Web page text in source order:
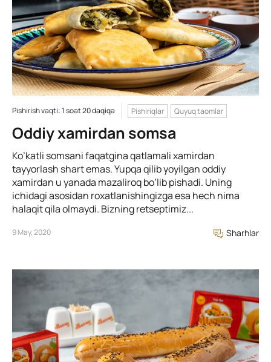
Pishirish vaqti: 1 soat 20 daqiqa Pishiriqlar Quyuq taomlar
Oddiy xamirdan somsa
Ko’katli somsani faqatgina qatlamali xamirdan
tayyorlash shart emas. Yupqa qilib yoyilgan oddiy
xamirdan u yanada mazaliroq bo’lib pishadi. Uning
ichidagi asosidan roxatlanishingizga esa hech nima
halaqit qila olmaydi. Bizning retseptimiz...
9 May, 2020 Sharhlar